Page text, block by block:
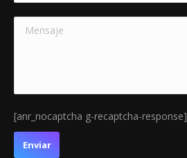
[anr_nocaptcha g-recaptcha-response]